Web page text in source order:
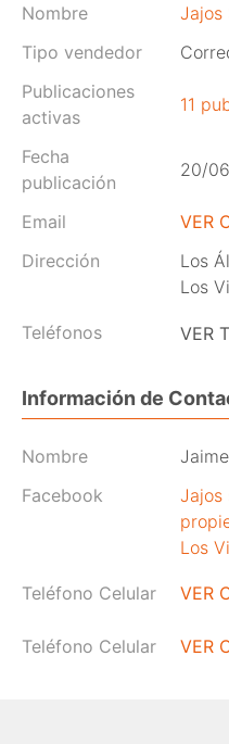
Nombre
Jajos
Tipo vendedor
Publicaciones
activas
11
Fecha
publicación
20/
Email
VER
Dirección
Los
Los
Teléfonos VER
Información de
Nombre
Facebook
Jajos
Los
Teléfono Celular VER
Teléfono Celular VER